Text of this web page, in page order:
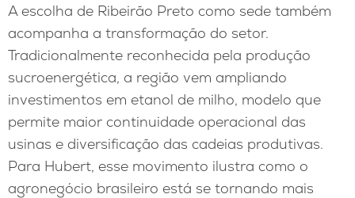
A escolha de Ribeirão Preto como sede também
acompanha a transformação do setor.
Tradicionalmente reconhecida pela produção
sucroenergética, a região vem ampliando
investimentos em etanol de milho, modelo que
permite maior continuidade operacional das
usinas e diversificação das cadeias produtivas.
Para Hubert, esse movimento ilustra como o
agronegócio brasileiro está se tornando mais